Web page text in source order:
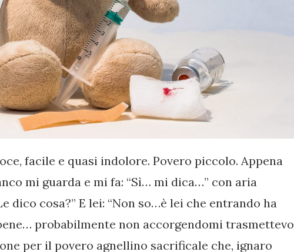
facile e quasi indolore. Povero piccolo. Appena
mi guarda e mi fa: “Sì… mi dica…” con aria
dico cosa?” E lei: “Non so…è lei che entrando ha
probabilmente non accorgendomi trasmettevo
per il povero agnellino sacrificale che, ignaro